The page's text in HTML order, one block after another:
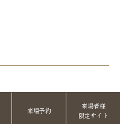
来場予約
来場者様
限定サイト